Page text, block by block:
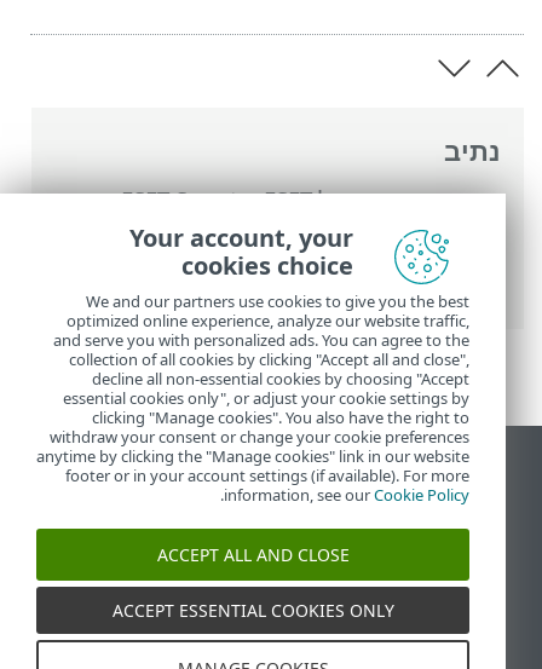
נתיב
העזרה המקוונת של ESET >
ESET Smart
Security Premium
>
עבודה עם ESET Smart
Security Premium
>הגדרות>הגנת רשת
יומני הגנת רשת
הצג את האתר למחשב
End of Life
מאגר הידע של ESET
ESET Status Portal
תמיכה אזורית
Your account, your
cookies choice
We and our partners use cookies to give you the best
optimized online experience, analyze our website traffic,
and serve you with personalized ads. You can agree to the
collection of all cookies by clicking "Accept all and close",
decline all non-essential cookies by choosing "Accept
essential cookies only", or adjust your cookie settings by
clicking "Manage cookies". You also have the right to
withdraw your consent or change your cookie preferences
anytime by clicking the "Manage cookies" link in our website
footer or in your account settings (if available). For more
information, see ourCookie Policy
.
ACCEPT ALL AND CLOSE
ACCEPT ESSENTIAL COOKIES ONLY